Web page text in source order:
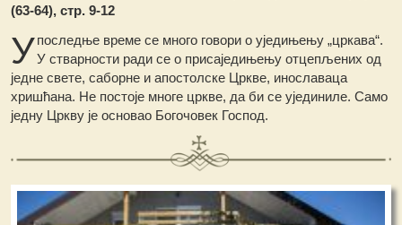
(63-64), стр. 9-12
Упоследње време се много говори о уједињењу „цркава“.
У стварности ради се о присаједињењу отцепљених од
једне свете, саборне и апостолске Цркве, инославаца
хришћана. Не постоје многе цркве, да би се ујединиле. Само
једну Цркву је основао Богочовек Господ.